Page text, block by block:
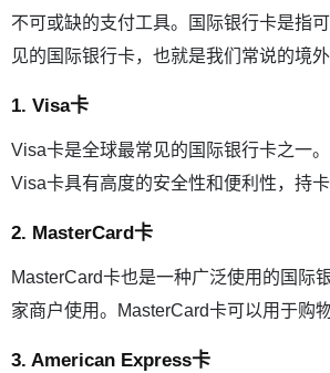
不可或缺的支付工具。国际银行卡是指
见的国际银行卡，也就是我们常说的境外
1. Visa卡
Visa卡是全球最常见的国际银行卡之一
Visa卡具有高度的安全性和便利性，持
2. MasterCard卡
MasterCard卡也是一种广泛使用的国际
家商户使用。MasterCard卡可以用于购
3. American Express卡